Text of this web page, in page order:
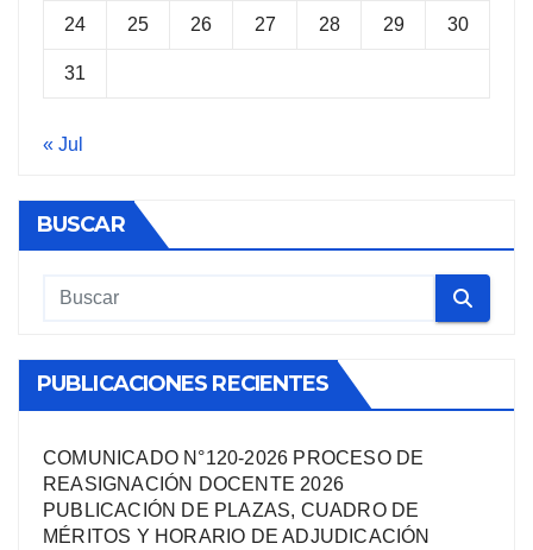
24 25 26 27 28 29 30
31
« Jul
BUSCAR
PUBLICACIONES RECIENTES
COMUNICADO N°120-2026 PROCESO DE
REASIGNACIÓN DOCENTE 2026
PUBLICACIÓN DE PLAZAS, CUADRO DE
MÉRITOS Y HORARIO DE ADJUDICACIÓN